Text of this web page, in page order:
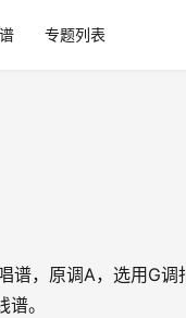
专题列表
谱，原调A，选用G调
。